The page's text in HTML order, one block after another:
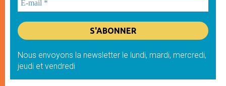
Nous envoyons la newsletter le lundi, mardi, mercredi,
jeudi et vendredi